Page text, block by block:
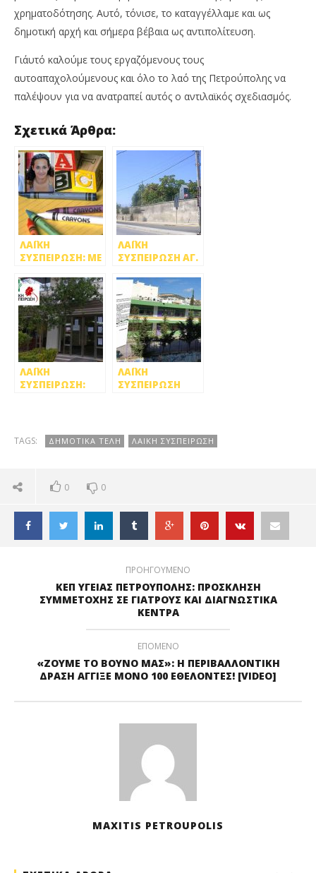
χρηματοδότησης. Αυτό, τόνισε, το καταγγέλλαμε και ως
δημοτική αρχή και σήμερα βέβαια ως αντιπολίτευση.
Γι΄αυτό καλούμε τους εργαζόμενους τους
αυτοαπαχολούμενους και όλο το λαό της Πετρούπολης να
παλέψουν για να ανατραπεί αυτός ο αντιλαϊκός σχεδιασμός.
Σχετικά Άρθρα:
ΛΑΪΚΗ
ΣΥΣΠΕΙΡΩΣΗ: ΜΕ
ΚΛΟΥΒΙΑ» Η
ΕΦΑΡΜΟΓΗ ΤΗΣ
ΔΙΧΡΟΝΗΣ
ΠΡΟΣΧΟΛΙΚΗΣ
ΑΓΩΓΗΣ ΣΤΗΝ
ΠΕΤΡΟΥΠΟΛΗ
ΛΑΪΚΗ
ΣΥΣΠΕΙΡΩΣΗ ΑΓ.
ΤΕΡΜΑ ΠΙΑ ΣΤΗΝ
ΥΠΟΒΘΜΙΣΗ
ΛΑΪΚΗ
ΣΥΣΠΕΙΡΩΣΗ:
ΕΝΩΣΗ ΔΗΜΩΝ
ΑΤΤΙΚΗΣ ΓΙΑ ΤΙΣ
ΛΑΪΚΗ
ΣΥΣΠΕΙΡΩΣΗ
TAGS: ΔΗΜΟΤΙΚΑ ΤΕΛΗ ΛΑΙΚΗ ΣΥΣΠΕΙΡΩΣΗ
0 0
ΠΡΟΗΓΟΥΜΕΝΟ
ΚΕΠ ΥΓΕΙΑΣ ΠΕΤΡΟΥΠΟΛΗΣ: ΠΡΟΣΚΛΗΣΗ
ΣΥΜΜΕΤΟΧΗΣ ΣΕ ΓΙΑΤΡΟΥΣ ΚΑΙ ΔΙΑΓΝΩΣΤΙΚΑ
ΚΕΝΤΡΑ
ΕΠΟΜΕΝΟ
«ΖΟΥΜΕ ΤΟ ΒΟΥΝΟ ΜΑΣ»: Η ΠΕΡΙΒΑΛΛΟΝΤΙΚΗ
ΔΡΑΣΗ ΑΓΓΙΞΕ ΜΟΝΟ 100 ΕΘΕΛΟΝΤΕΣ! [VIDEO]
MAXITIS PETROUPOLIS